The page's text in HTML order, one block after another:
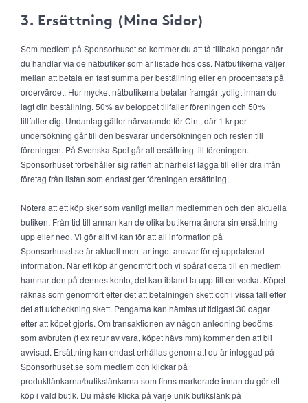
3. Ersättning (Mina Sidor)
Som medlem på Sponsorhuset.se kommer du att få tillbaka pengar när
du handlar via de nätbutiker som är listade hos oss. Nätbutikerna väljer
mellan att betala en fast summa per beställning eller en procentsats på
ordervärdet. Hur mycket nätbutikerna betalar framgår tydligt innan du
lagt din beställning. 50% av beloppet tillfaller föreningen och 50%
tillfaller dig. Undantag gäller närvarande för Cint, där 1 kr per
undersökning går till den besvarar undersökningen och resten till
föreningen. På Svenska Spel går all ersättning till föreningen.
Sponsorhuset förbehåller sig rätten att närhelst lägga till eller dra ifrån
företag från listan som endast ger föreningen ersättning.
Notera att ett köp sker som vanligt mellan medlemmen och den aktuella
butiken. Från tid till annan kan de olika butikerna ändra sin ersättning
upp eller ned. Vi gör allt vi kan för att all information på
Sponsorhuset.se är aktuell men tar inget ansvar för ej uppdaterad
information. När ett köp är genomfört och vi spårat detta till en medlem
hamnar den på dennes konto, det kan ibland ta upp till en vecka. Köpet
räknas som genomfört efter det att betalningen skett och i vissa fall efter
det att utcheckning skett. Pengarna kan hämtas ut tidigast 30 dagar
efter att köpet gjorts. Om transaktionen av någon anledning bedöms
som avbruten (t ex retur av vara, köpet hävs mm) kommer den att bli
avvisad. Ersättning kan endast erhållas genom att du är inloggad på
Sponsorhuset.se som medlem och klickar på
produktlänkarna/butikslänkarna som finns markerade innan du gör ett
köp i vald butik. Du måste klicka på varje unik butikslänk på